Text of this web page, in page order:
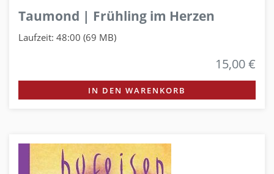
Taumond | Frühling im Herzen
Laufzeit: 48:00 (69 MB)
15,00 €
IN DEN WARENKORB